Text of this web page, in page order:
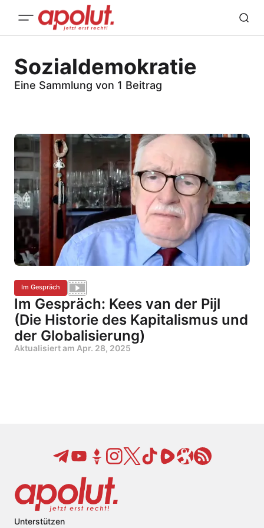
Sozialdemokratie
Eine Sammlung von 1 Beitrag
Im Gespräch
Im Gespräch: Kees van der Pijl
(Die Historie des Kapitalismus und
der Globalisierung)
Aktualisiert am Apr. 28, 2025
Unterstützen